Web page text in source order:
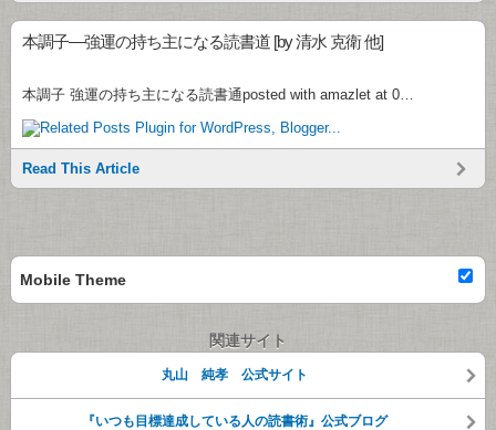
本調子―強運の持ち主になる読書道 [by 清水 克衛 他]
本調子 強運の持ち主になる読書通posted with amazlet at 0…
Read This Article
Mobile Theme
関連サイト
丸山 純孝 公式サイト
『いつも目標達成している人の読書術』公式ブログ